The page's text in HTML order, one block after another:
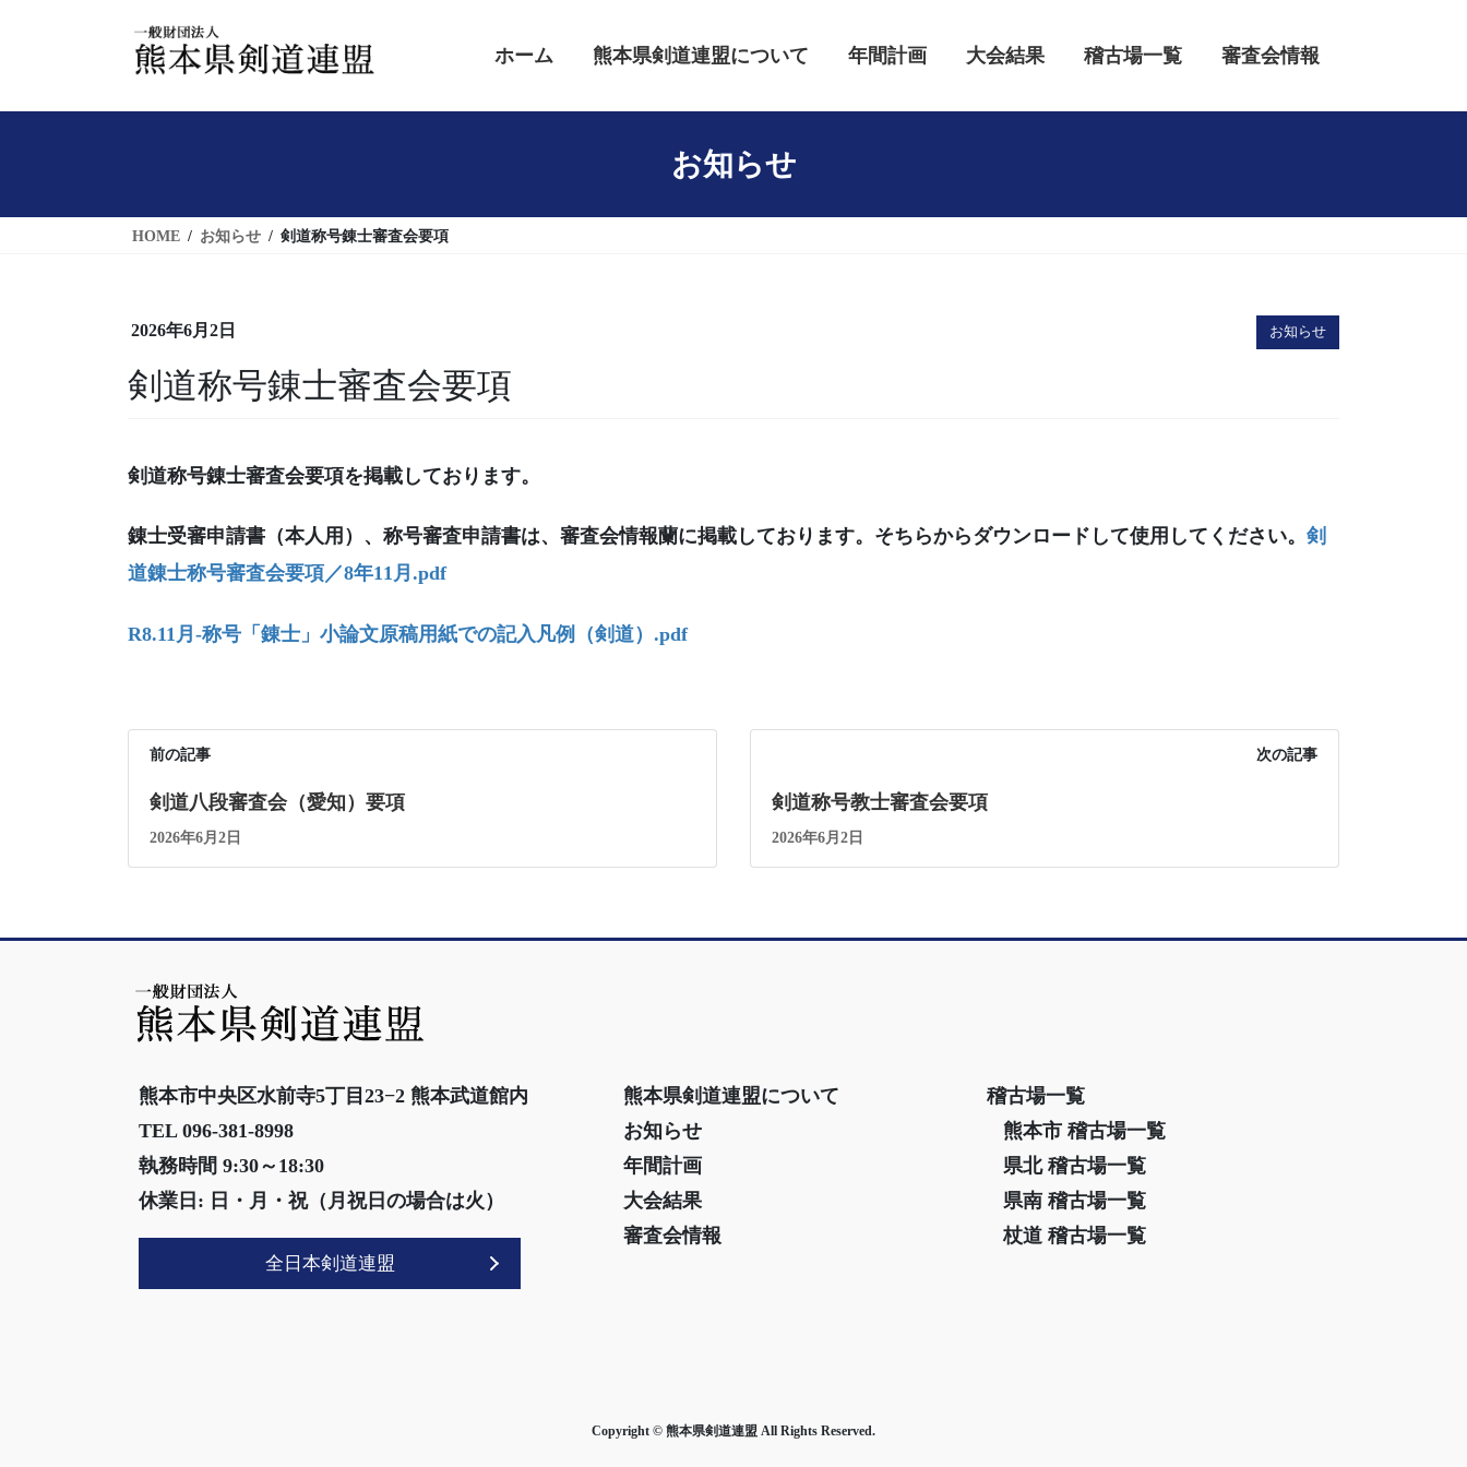
キ
に
ホーム 熊本県剣道連盟について 年間計画 大会結果 稽古場一覧 審査会情報
お知らせ
HOME お知らせ 剣道称号錬士審査会要項
2026年6月2日 お知らせ
剣道称号錬士審査会要項
剣道称号錬士審査会要項を掲載しております。
錬士受審申請書（本人用）、称号審査申請書は、審査会情報蘭に掲載しております。そちらからダウンロードして使用してください。 剣
道錬士称号審査会要項／8年11月.pdf
R8.11月-称号「錬士」小論文原稿用紙での記入凡例（剣道）.pdf
前の記事
剣道八段審査会（愛知）要項
2026年6月2日
次の記事
剣道称号教士審査会要項
2026年6月2日
熊本市中央区水前寺5丁目23−2 熊本武道館内
TEL 096-381-8998
執務時間 9:30～18:30
休業日: 日・月・祝（月祝日の場合は火）
全日本剣道連盟
熊本県剣道連盟について
お知らせ
年間計画
大会結果
審査会情報
稽古場一覧
熊本市 稽古場一覧
県北 稽古場一覧
県南 稽古場一覧
杖道 稽古場一覧
Copyright © 熊本県剣道連盟 All Rights Reserved.